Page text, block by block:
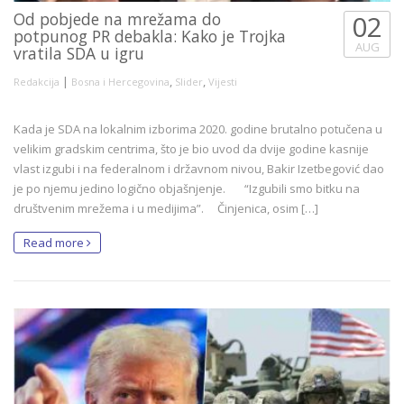
Od pobjede na mrežama do
potpunog PR debakla: Kako je Trojka
vratila SDA u igru
Redakcija | Bosna i Hercegovina Slider Vijesti
02
AUG
Kada je SDA na lokalnim izborima 2020. godine brutalno potučena u
velikim gradskim centrima, što je bio uvod da dvije godine kasnije
vlast izgubi i na federalnom i državnom nivou, Bakir Izetbegović dao
je po njemu jedino logično objašnjenje. “Izgubili smo bitku na
društvenim mrežema i u medijima”. Činjenica, osim […]
Read more